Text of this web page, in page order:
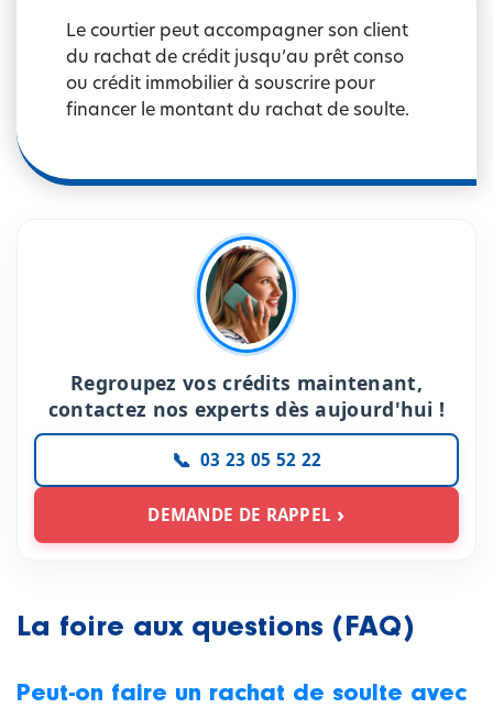
Le courtier peut accompagner son client
du rachat de crédit jusqu’au prêt conso
ou crédit immobilier à souscrire pour
financer le montant du rachat de soulte.
Regroupez vos crédits maintenant,
contactez nos experts dès aujourd'hui !
03 23 05 52 22
DEMANDE DE RAPPEL
La foire aux questions (FAQ)
Peut-on faire un rachat de soulte avec